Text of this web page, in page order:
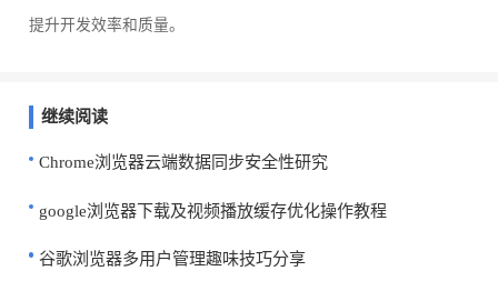
提升开发效率和质量。
继续阅读
Chrome浏览器云端数据同步安全性研究
google浏览器下载及视频播放缓存优化操作教程
谷歌浏览器多用户管理趣味技巧分享